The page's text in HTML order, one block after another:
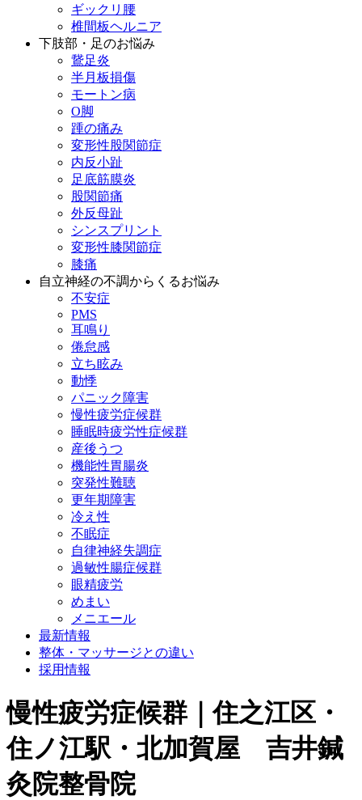
ギックリ腰
椎間板ヘルニア
下肢部・足のお悩み
鵞足炎
半月板損傷
モートン病
O脚
踵の痛み
変形性股関節症
内反小趾
足底筋膜炎
股関節痛
外反母趾
シンスプリント
変形性膝関節症
膝痛
自立神経の不調からくるお悩み
不安症
PMS
耳鳴り
倦怠感
立ち眩み
動悸
パニック障害
慢性疲労症候群
睡眠時疲労性症候群
産後うつ
機能性胃腸炎
突発性難聴
更年期障害
冷え性
不眠症
自律神経失調症
過敏性腸症候群
眼精疲労
めまい
メニエール
最新情報
整体・マッサージとの違い
採用情報
慢性疲労症候群｜住之江区・
住ノ江駅・北加賀屋 吉井鍼
灸院整骨院